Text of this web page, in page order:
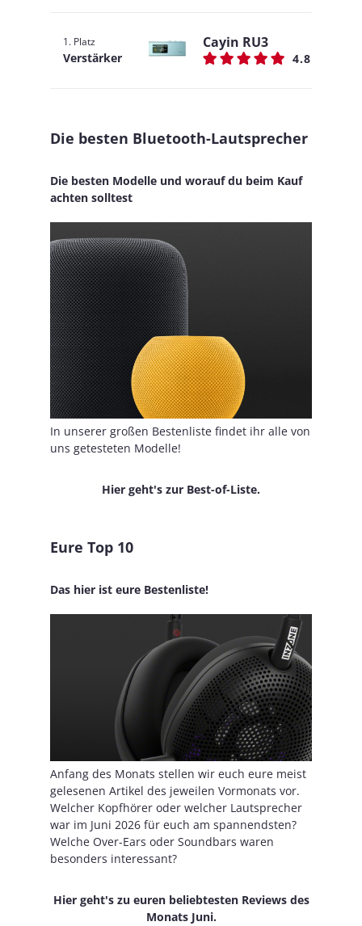
1. Platz
Verstärker
Cayin RU3
4.8
Die besten Bluetooth-Lautsprecher
Die besten Modelle und worauf du beim Kauf
achten solltest
In unserer großen Bestenliste findet ihr alle von
uns getesteten Modelle!
Hier geht's zur Best-of-Liste.
Eure Top 10
Das hier ist eure Bestenliste!
Anfang des Monats stellen wir euch eure meist
gelesenen Artikel des jeweilen Vormonats vor.
Welcher Kopfhörer oder welcher Lautsprecher
war im Juni 2026 für euch am spannendsten?
Welche Over-Ears oder Soundbars waren
besonders interessant?
Hier geht's zu euren beliebtesten Reviews des
Monats Juni.